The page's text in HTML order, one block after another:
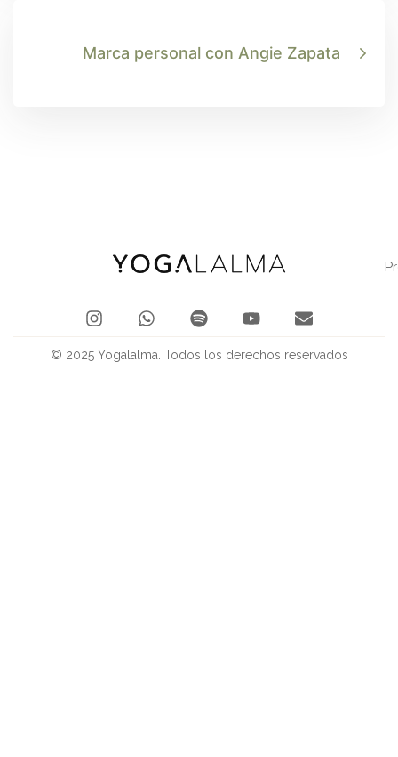
Marca personal con Angie Zapata
© 2025 Yogalalma. Todos los derechos reservados